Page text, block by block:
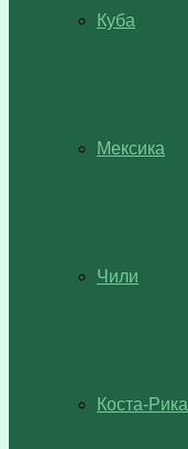
Куба
Мексика
Чили
Коста-Рика